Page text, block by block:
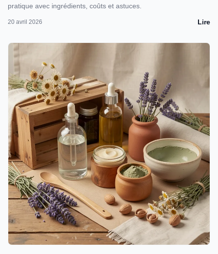
pratique avec ingrédients, coûts et astuces.
20 avril 2026 Lire